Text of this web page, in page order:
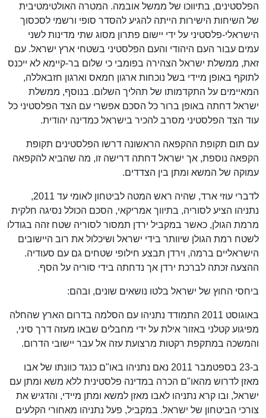
הפלסטינים, בתיווכו של ממשל אובמה. המטרה האולטימטיבית
של השיחות הישירות הייתה להגיע להסדר סופי ורשמי לסכסוך
הישראלי-פלסטיני על ידי יישום פתרון מסוג שתי מדינות לשני
עמים עבור העם היהודי והעם הפלסטיני בשטחי ארץ ישראל. עם
זאת, ממשלת ישראל הצהירה בפומבי כי שלום בר-קיימא לא ייכנס
לתוקף באופן מיידי בשל נוכחות ארגון חמאס וארגון חזבאללה,
המאיימים על התקדמותו של תהליך השלום. בנוסף, ממשלת
ישראל דחתה באופן ברור כל הסכם אפשרי עם הצד הפלסטיני כל
עוד הצד הפלסטיני מסרב להכיר בישראל כמדינה יהודית.
עם תום תקופת ההקפאה הראשונה דרשו הפלסטינים תקופת
הקפאה נוספת, אך ישראל דחתה דרישה זו, מה שהביא להקפאה
עמוקה של המשא ומתן בין הצדדים.
לדברי עוזי ארד, שהיה ראש המטה לביטחון לאומי עד 2011,
נתניהו הציע לסוריה, בתיווך אמריקאי, הסכם הכולל נסיגה חלקית
מרמת הגולן, כאשר במקביל ירדן תמסור לסוריה שטח זהה בגודלו
לשטח רמת הגולן שיוותר בידי ישראל ושיכלול את רוב היישובים
הישראליים ברמה, וירדן תבצע חילופי שטחים גם עם סעודיה.
ההצעה זכתה לברכת ירדן אך נדחתה בידי סוריה על הסף.
ביחסי החוץ של ישראל בלטו נושאים שונים, ובהם:
באוגוסט 2011 התמודד נתניהו עם הסלמה בדרום הארץ שהחלה
מפיגוע קטלני באזור אילת על ידי מחבלים שבאו מעזה דרך סיני,
והמשכה במתקפת רקטות מרצועת עזה אל עבר יישובי הדרום.
ב-23 בספטמבר 2011 נאם נתניהו באו"ם כנגד כוונתו של אבו
מאזן לדרוש מהאו"ם הכרה במדינה פלסטינית ללא משא ומתן עם
ישראל, ובו קרא נתניהו לאבו מאזן למשא ומתן מיידי, והדגיש את
צורכי הביטחון של ישראל. במקביל, פעל נתניהו מאחורי הקלעים